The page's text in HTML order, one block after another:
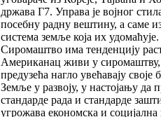
држава Г7. Управа је војног
посебну радну вештину, а саме
система земље која их удомаћује.
Сиромаштво има тенденцију
Американац живи у сиромаштву,
предузећа нагло увећавају своје
Земље у развоју, у настојању да
стандарде рада и стандарде
угрожава економска и